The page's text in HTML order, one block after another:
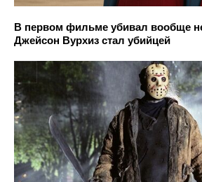
В первом фильме убивал вообще
Джейсон Вурхиз стал убийцей